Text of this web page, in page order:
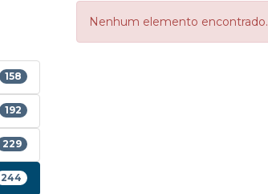
158
192
229
244
Nenhum elemento encontrado.